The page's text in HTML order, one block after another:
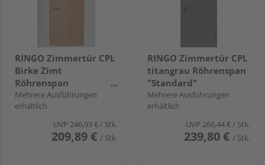
RINGO Zimmertür CPL
Birke Zimt
Röhrenspan
"Standard"
Mehrere Ausführungen
erhältlich
UVP 246,93 €/ Stk.
209,89 € / Stk.
RINGO Zimmertür CPL
titangrau Röhrenspan
"Standard"
Mehrere Ausführungen
erhältlich
UVP 266,44 €/ Stk.
239,80 € / Stk.